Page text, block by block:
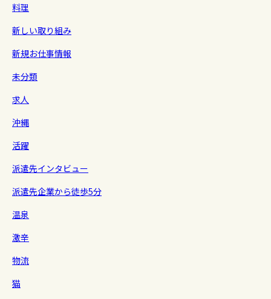
料理
新しい取り組み
新規お仕事情報
未分類
求人
沖縄
活躍
派遣先インタビュー
派遣先企業から徒歩5分
温泉
激辛
物流
猫